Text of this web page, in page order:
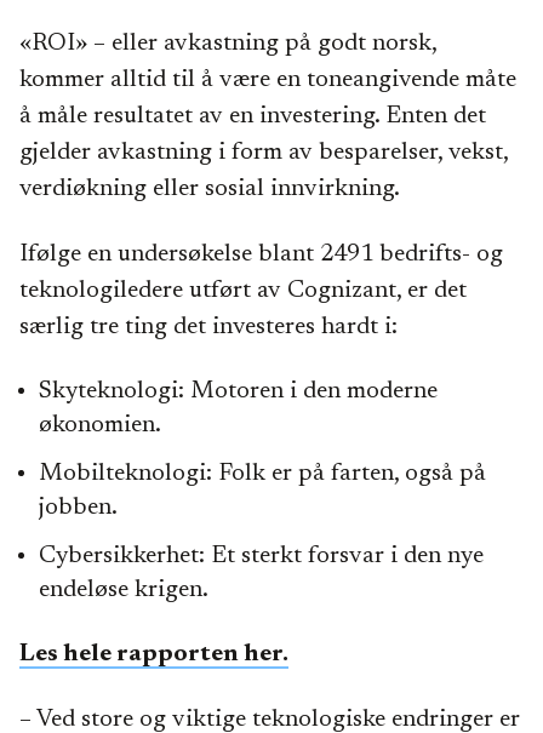
«ROI» – eller avkastning på godt norsk,
kommer alltid til å være en toneangivende måte
å måle resultatet av en investering. Enten det
gjelder avkastning i form av besparelser, vekst,
verdiøkning eller sosial innvirkning.
Ifølge en undersøkelse blant 2491 bedrifts- og
teknologiledere utført av Cognizant, er det
særlig tre ting det investeres hardt i:
Skyteknologi: Motoren i den moderne
økonomien.
Mobilteknologi: Folk er på farten, også på
jobben.
Cybersikkerhet: Et sterkt forsvar i den nye
endeløse krigen.
Les hele rapporten her.
– Ved store og viktige teknologiske endringer er